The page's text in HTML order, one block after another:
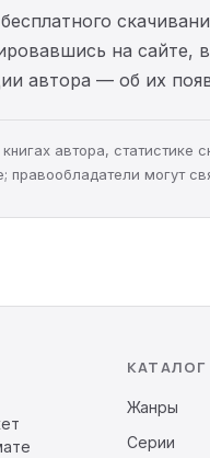
на сайте,
автора — об их
автора,
могут
КАТАЛОГ
Жанры
Серии